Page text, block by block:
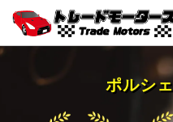
ポルシ